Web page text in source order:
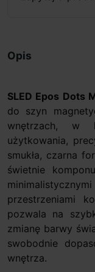
Opis
SLED Epos Dots
do szyn
wnętrzach, w
użytkowania,
smukła, czarna
świetnie
przestrzeniami
pozwala na
zmianę barwy
swobodnie
wnętrza.